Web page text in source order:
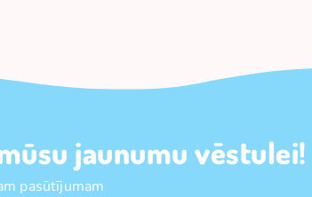
jaunumu vēstulei!
pasūtījumam